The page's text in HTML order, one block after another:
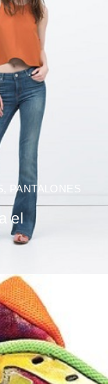
PANTALONES
el